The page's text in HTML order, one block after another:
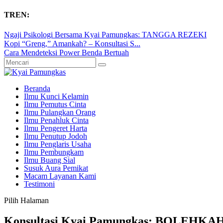
TREN:
Ngaji Psikologi Bersama Kyai Pamungkas: TANGGA REZEKI
Kopi “Greng,” Amankah? – Konsultasi S...
Cara Mendeteksi Power Benda Bertuah
Beranda
Ilmu Kunci Kelamin
Ilmu Pemutus Cinta
Ilmu Pulangkan Orang
Ilmu Penahluk Cinta
Ilmu Pengeret Harta
Ilmu Penutup Jodoh
Ilmu Penglaris Usaha
Ilmu Pembungkam
Ilmu Buang Sial
Susuk Aura Pemikat
Macam Layanan Kami
Testimoni
Pilih Halaman